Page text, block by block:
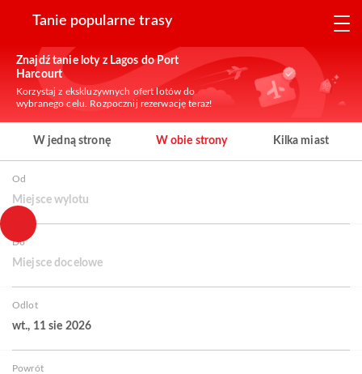
Tanie popularne trasy
Znajdź tanie loty z Lagos do Port
Harcourt
Korzystaj z ekskluzywnych ofert lotów do
wybranego celu. Rozpocznij rezerwację teraz!
W jedną stronę W obie strony Kilka miast
Od
Miejsce wylotu
Do
Miejsce docelowe
Odlot
wt., 11 sie 2026
Powrót